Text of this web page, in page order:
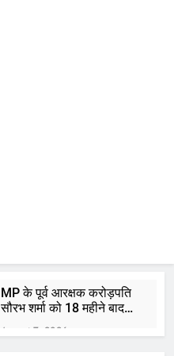
MP के पूर्व आरक्षक करोड़पति
सौरभ शर्मा को 18 महीने बाद
हाईकोर्ट से मिली जमानत
August 7, 2026